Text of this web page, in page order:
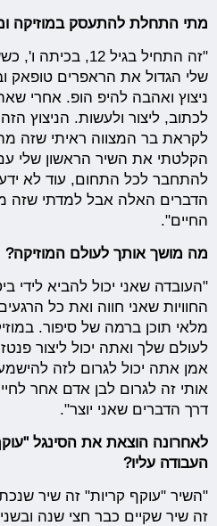
מתי התחלת להתעסק במוזיקה
"זה התחיל בגיל
שלי הגדול את הראפרים טופאק
ניצוץ ואהבה להיפ הופ. אחרי
לכתוב, ליצור ולעשות. הניצוץ
לקראת בר המצווה ראיתי שזה
להתחבר לכל התחום, עוד לא
הדברים האלה אבל למדתי שזה
החיים".
מה מושך אותך לעולם המוזיקה?
"העובדה שאני יכול להביא לידי
החוויות שאני חווה ואת כל
מלאי תוכן ברמה של סיפור.
לעולם שלך ואתה יכול ליצור
אמן אתה יכול לגרום לזה
אותי זה לגרום לבן אדם אחר
דרך הדברים שאני יוצר".
לאחרונה הוצאת את הסינגל
העבודה עליו?
"השיר "עוקף קריות" זה שיר
זה שיר שקיים כבר חצי שנה